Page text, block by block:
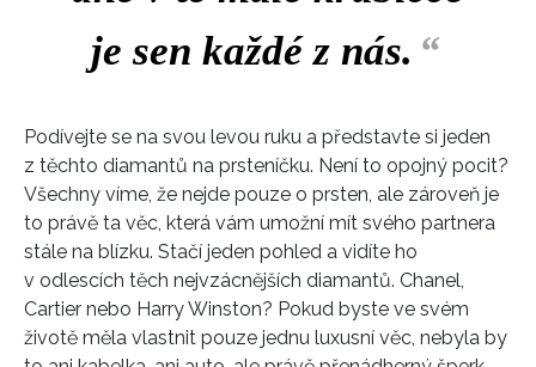
je sen každé z nás. “
Podívejte se na svou levou ruku a představte si jeden
z těchto diamantů na prsteníčku. Není to opojný pocit?
Všechny víme, že nejde pouze o prsten, ale zároveň je
to právě ta věc, která vám umožní mít svého partnera
stále na blízku. Stačí jeden pohled a vidíte ho
v odlescích těch nejvzácnějších diamantů. Chanel,
Cartier nebo Harry Winston? Pokud byste ve svém
životě měla vlastnit pouze jednu luxusní věc, nebyla by